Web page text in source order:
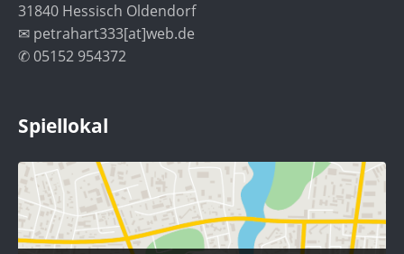
31840 Hessisch Oldendorf
✉ petrahart333[at]web.de
✆ 05152 954372
Spiellokal